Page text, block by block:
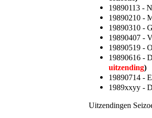
19890113 -
19890210 -
19890310 -
19890407 -
19890519 -
19890616 -
uitzending)
19890714 -
1989xxyy -
Uitzendingen